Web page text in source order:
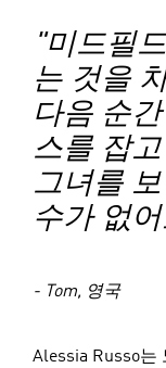
"미드필
는 것을
다음 순
스를 잡
그녀를
수가 없어
- Tom, 영국
Alessia Russo는